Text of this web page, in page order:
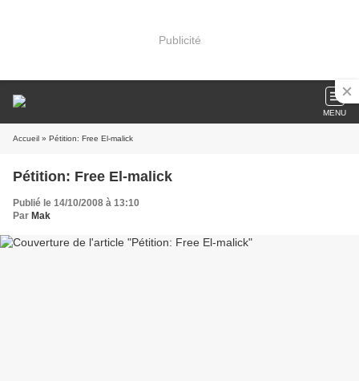
Publicité
MENU
Accueil » Pétition: Free El-malick
Pétition: Free El-malick
Publié le 14/10/2008 à 13:10
Par Mak